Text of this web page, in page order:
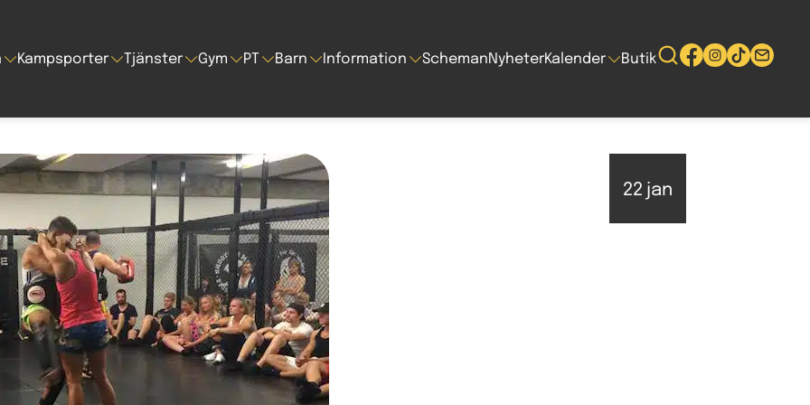
Kampsporter Tjänster Gym PT Barn Information SchemanNyheterKalender Butik
22 jan